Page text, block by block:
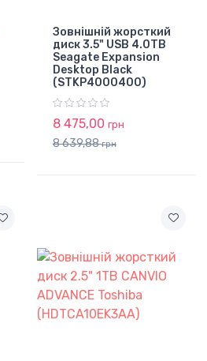
Зовнішній жорсткий
диск 3.5" USB 4.0TB
Seagate Expansion
Desktop Black
(STKP4000400)
8 475,00 грн
8 639,88грн